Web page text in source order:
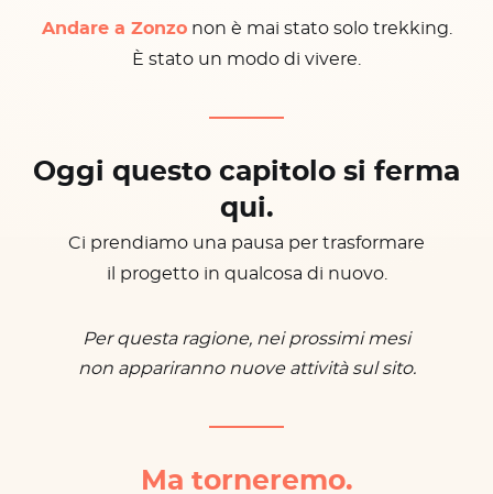
Andare a Zonzonon è mai stato solo trekking.
È stato un modo di vivere.
Oggi questo capitolo si ferma
qui.
Ci prendiamo una pausa per trasformare
il progetto in qualcosa di nuovo.
Per questa ragione, nei prossimi mesi
non appariranno nuove attività sul sito.
Ma torneremo.